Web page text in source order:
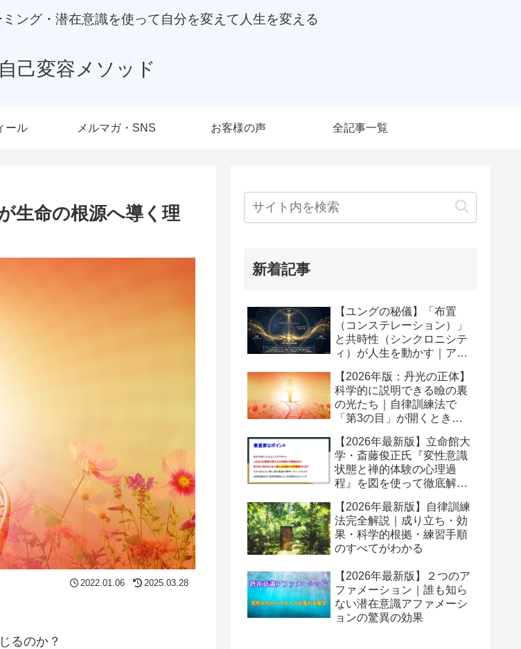
ング・潜在意識を使って自分を変えて人生を変える
己変容メソッド
ール メルマガ・SNS お客様の声 全記事一覧
生命の根源へ導く理
2022.01.06 2025.03.28
るのか？
新着記事
【ユングの秘儀】「布置
（コンステレーション）」
と共時性（シンクロニシテ
ィ）が人生を動かす｜アク
舞台
【2026年版：丹光の正体】
科学的に説明できる瞼の裏
の光たち｜自律訓練法で
「第3の目」が開くとき潜
【2026年最新版】立命館大
学・斎藤俊正氏『変性意識
状態と禅的体験の心理過
程』を図を使って徹底解説
変容を起こすのか？
【2026年最新版】自律訓練
法完全解説｜成り立ち・効
果・科学的根拠・練習手順
のすべてがわかる
【2026年最新版】２つのア
ファメーション｜誰も知ら
ない潜在意識アファメーシ
ョンの驚異の効果